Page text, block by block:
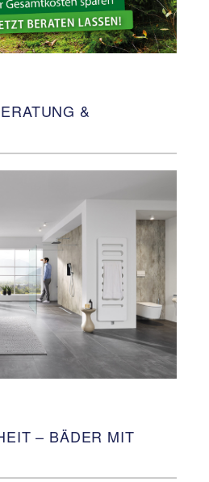
&
– BÄDER MIT